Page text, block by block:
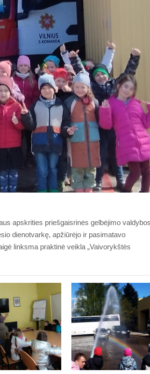
apskrities priešgaisrinės gelbėjimo valdybos
dienotvarkę, apžiūrėjo ir pasimatavo
linksma praktinė veikla „Vaivorykštės